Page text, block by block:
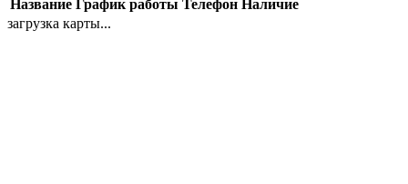
Название График работы Телефон Наличие
загрузка карты...